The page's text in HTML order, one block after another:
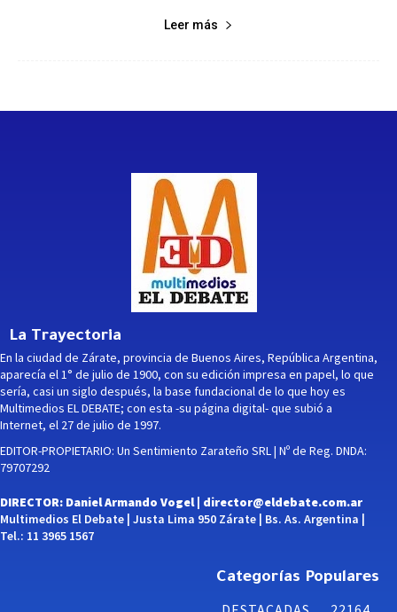
Leer más
La Trayectoria
En la ciudad de Zárate, provincia de Buenos Aires, República Argentina,
aparecía el 1° de julio de 1900, con su edición impresa en papel, lo que
sería, casi un siglo después, la base fundacional de lo que hoy es
Multimedios EL DEBATE; con esta -su página digital- que subió a
Internet, el 27 de julio de 1997.
EDITOR-PROPIETARIO: Un Sentimiento Zarateño SRL | Nº de Reg. DNDA:
79707292
DIRECTOR: Daniel Armando Vogel | director@eldebate.com.ar
Multimedios El Debate | Justa Lima 950 Zárate | Bs. As. Argentina |
Tel.: 11 3965 1567
Categorías Populares